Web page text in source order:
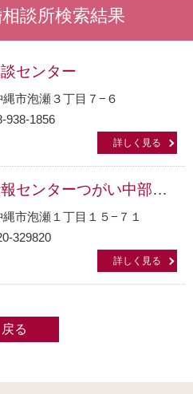
談所検索結果
センター
市泡瀬３丁目７−６
938-1856
詳しく見る
結婚情報センターつがい中部支部
市泡瀬１丁目１５−７１
329820
詳しく見る
戻る